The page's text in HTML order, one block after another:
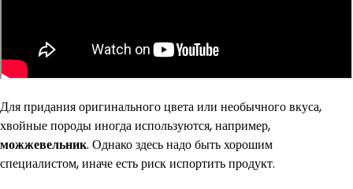
Для придания оригинального цвета или необычного вкуса,
хвойные породы иногда используются, например,
можжевельник. Однако здесь надо быть хорошим
специалистом, иначе есть риск испортить продукт.